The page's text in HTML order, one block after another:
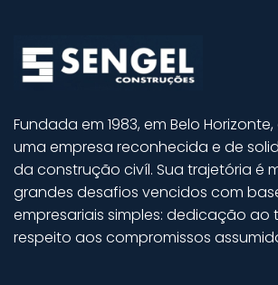
Fundada em 1983, em Belo Horizonte,
uma empresa reconhecida e de
da construção civíl. Sua trajetória é
grandes desafios vencidos com
empresariais simples: dedicação ao
respeito aos compromissos